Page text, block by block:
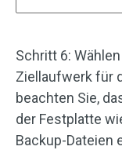
Schritt 6:
Ziellaufwerk für
beachten Sie,
der Festplatte
Backup-Dateien